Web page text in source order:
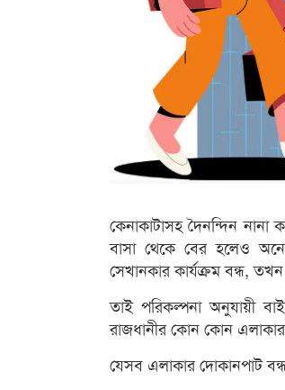
কেনাকাটাসহ দৈনন্দিন
বাসা থেকে বের হলেও
সেখানকার কার্যক্রম বন্ধ,
তাই পরিকল্পনা অনুযায়ী
রাজধানীর কোন কোন এলাকার
যেসব এলাকার দোকানপাট